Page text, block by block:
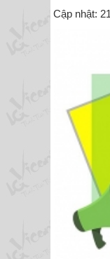
Cập nhật: